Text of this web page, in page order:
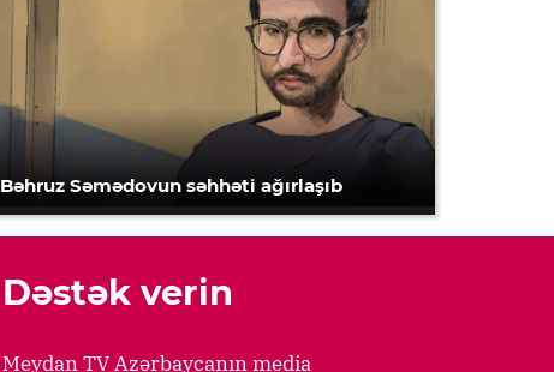
Bəhruz Səmədovun səhhəti ağırlaşıb
Dəstək verin
Meydan TV Azərbaycanın media